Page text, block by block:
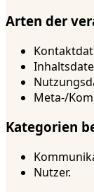
Arten der
Meta-/
Kategorien
Nutzer.